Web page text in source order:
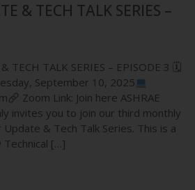
& TECH TALK SERIES –
TECH TALK SERIES – EPISODE 3 🗓
September 10, 2025
Zoom Link: Join here ASHRAE
invites you to join our third monthly
& Tech Talk Series. This is a
[…]